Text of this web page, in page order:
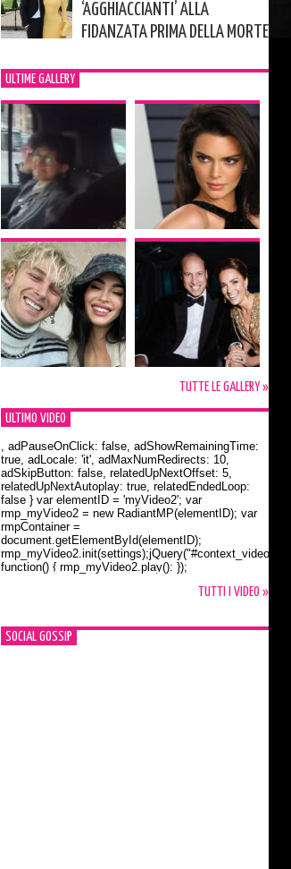
‘AGGHIACCIANTI’ ALLA
FIDANZATA PRIMA DELLA MORTE
ULTIME GALLERY
TUTTE LE GALLERY »
ULTIMO VIDEO
Orlando Bloom e la t-shirt dedicata a Flynn
, adPauseOnClick: false, adShowRemainingTime:
true, adLocale: 'it', adMaxNumRedirects: 10,
adSkipButton: false, relatedUpNextOffset: 5,
relatedUpNextAutoplay: true, relatedEndedLoop:
false } var elementID = 'myVideo2'; var
rmp_myVideo2 = new RadiantMP(elementID); var
rmpContainer =
document.getElementById(elementID);
function() { rmp_myVideo2.play(); });
TUTTI I VIDEO »
SOCIAL GOSSIP